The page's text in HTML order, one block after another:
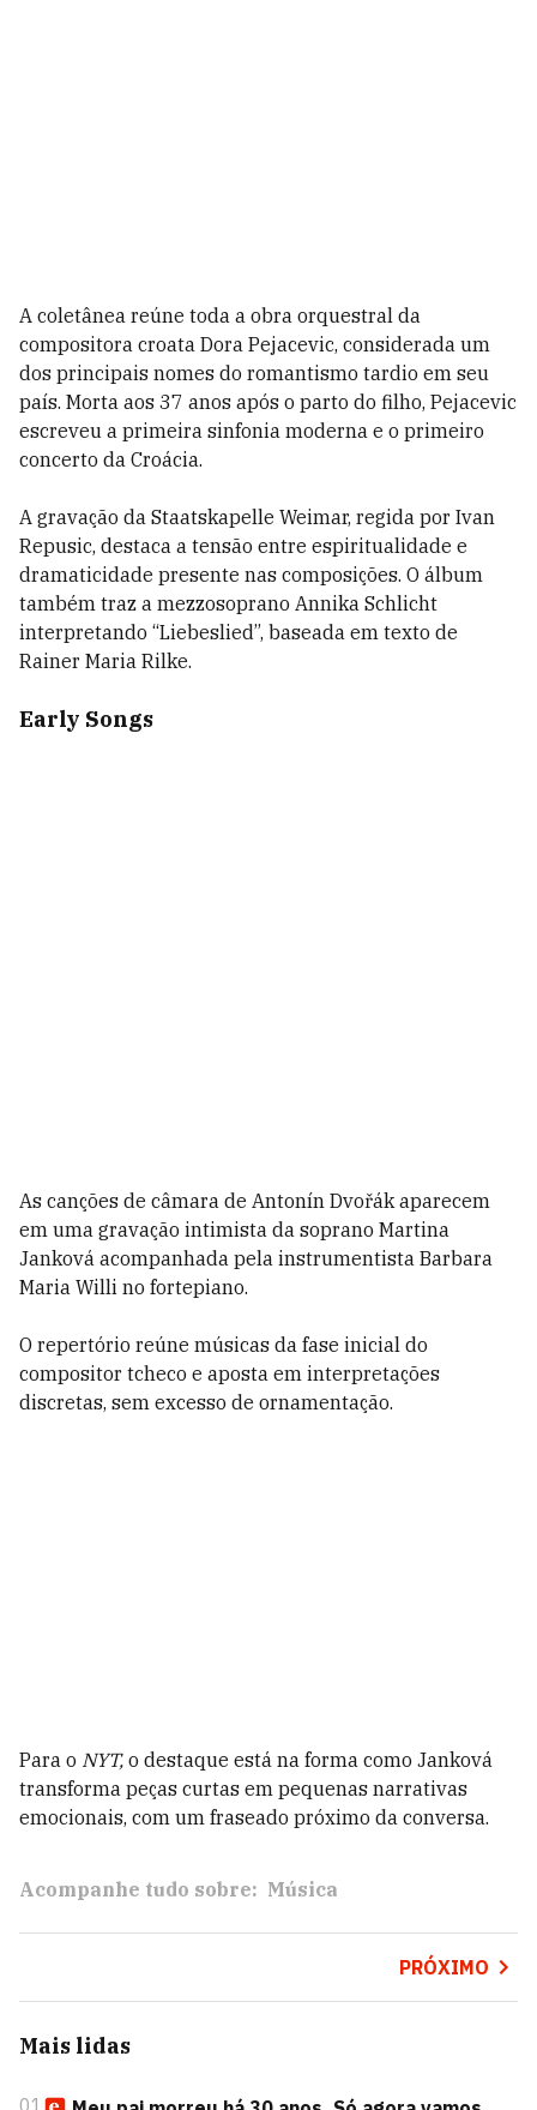
A coletânea reúne toda a obra orquestral da
compositora croata Dora Pejacevic, considerada um
dos principais nomes do romantismo tardio em seu
país. Morta aos 37 anos após o parto do filho, Pejacevic
escreveu a primeira sinfonia moderna e o primeiro
concerto da Croácia.
A gravação da Staatskapelle Weimar, regida por Ivan
Repusic, destaca a tensão entre espiritualidade e
dramaticidade presente nas composições. O álbum
também traz a mezzosoprano Annika Schlicht
interpretando “Liebeslied”, baseada em texto de
Rainer Maria Rilke.
Early Songs
As canções de câmara de Antonín Dvořák aparecem
em uma gravação intimista da soprano Martina
Janková acompanhada pela instrumentista Barbara
Maria Willi no fortepiano.
O repertório reúne músicas da fase inicial do
compositor tcheco e aposta em interpretações
discretas, sem excesso de ornamentação.
Para o NYT, o destaque está na forma como Janková
transforma peças curtas em pequenas narrativas
emocionais, com um fraseado próximo da conversa.
Acompanhe tudo sobre: Música
PRÓXIMO
Mais lidas
01